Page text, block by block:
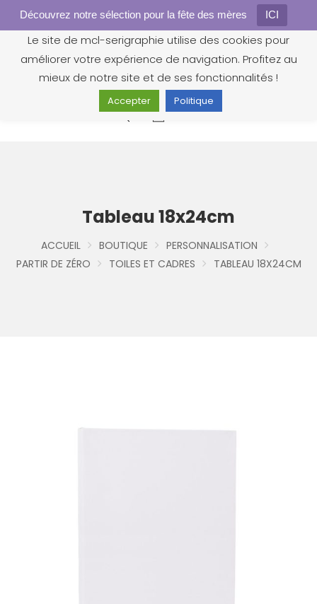
Découvrez notre sélection pour la fête des mères ICI
0
Tableau 18x24cm
ACCUEIL BOUTIQUE
PERSONNALISATION
PARTIR DE ZÉRO
TOILES ET CADRES TABLEAU 18X24CM
Gestion des cookies
Le site de mcl-serigraphie utilise des cookies pour
améliorer votre expérience de navigation. Profitez au
mieux de notre site et de ses fonctionnalités !
Accepter Politique